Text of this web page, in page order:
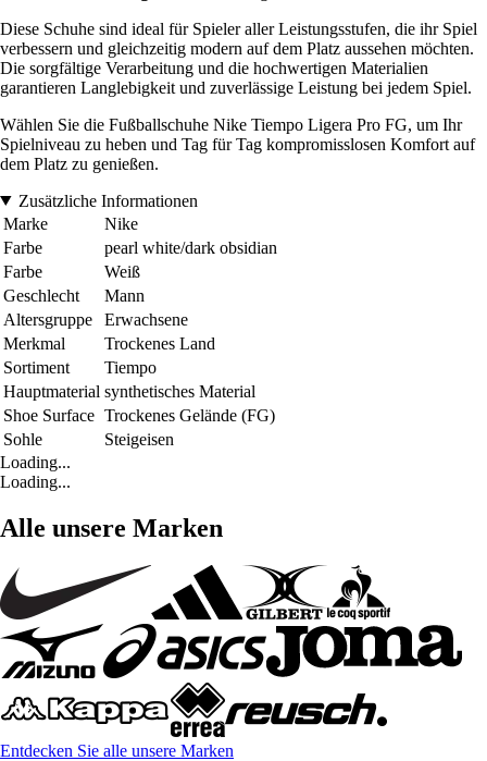
Diese Schuhe sind ideal für Spieler aller Leistungsstufen, die ihr Spiel
verbessern und gleichzeitig modern auf dem Platz aussehen möchten.
Die sorgfältige Verarbeitung und die hochwertigen Materialien
garantieren Langlebigkeit und zuverlässige Leistung bei jedem Spiel.
Wählen Sie die Fußballschuhe Nike Tiempo Ligera Pro FG, um Ihr
Spielniveau zu heben und Tag für Tag kompromisslosen Komfort auf
dem Platz zu genießen.
Zusätzliche Informationen
Marke
Nike
Farbe
pearl white/dark obsidian
Farbe
Weiß
Geschlecht
Mann
Altersgruppe
Erwachsene
Merkmal
Trockenes Land
Sortiment
Tiempo
Hauptmaterial synthetisches Material
Shoe Surface Trockenes Gelände (FG)
Sohle
Steigeisen
Loading...
Loading...
Alle unsere Marken
Entdecken Sie alle unsere Marken